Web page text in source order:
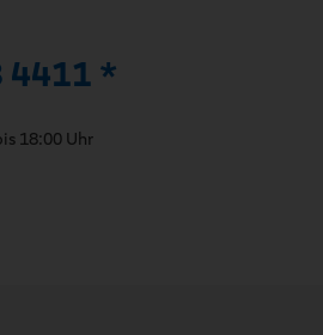
4411 *
18:00 Uhr